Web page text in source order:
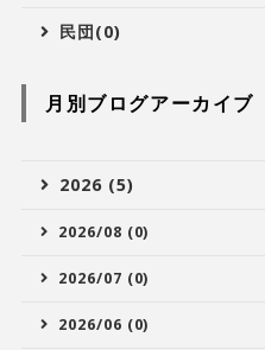
民団(0)
月別ブログアーカイブ
2026 (5)
2026/08 (0)
2026/07 (0)
2026/06 (0)